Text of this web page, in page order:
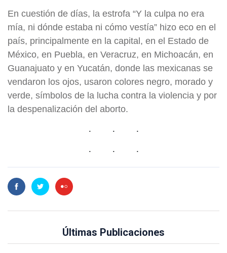
En cuestión de días, la estrofa “Y la culpa no era
mía, ni dónde estaba ni cómo vestía” hizo eco en el
país, principalmente en la capital, en el Estado de
México, en Puebla, en Veracruz, en Michoacán, en
Guanajuato y en Yucatán, donde las mexicanas se
vendaron los ojos, usaron colores negro, morado y
verde, símbolos de la lucha contra la violencia y por
la despenalización del aborto.
Últimas Publicaciones